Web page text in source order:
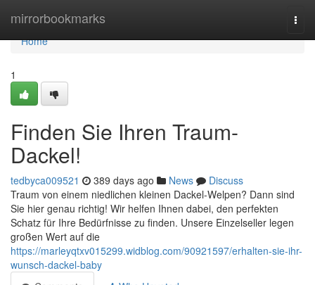
mirrorbookmarks
Home
Home
1
Finden Sie Ihren Traum-
Dackel!
tedbyca009521 389 days ago News
Discuss
Traum von einem niedlichen kleinen Dackel-Welpen? Dann sind
Sie hier genau richtig! Wir helfen Ihnen dabei, den perfekten
Schatz für Ihre Bedürfnisse zu finden. Unsere Einzelseller legen
großen Wert auf die
https://marleyqtxv015299.widblog.com/90921597/erhalten-sie-ihr-
wunsch-dackel-baby